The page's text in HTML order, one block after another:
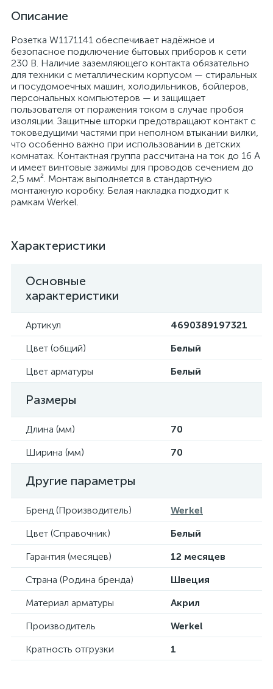
Описание
Розетка W1171141 обеспечивает надёжное и
безопасное подключение бытовых приборов к сети
230 В. Наличие заземляющего контакта обязательно
для техники с металлическим корпусом — стиральных
и посудомоечных машин, холодильников, бойлеров,
персональных компьютеров — и защищает
пользователя от поражения током в случае пробоя
изоляции. Защитные шторки предотвращают контакт с
токоведущими частями при неполном втыкании вилки,
что особенно важно при использовании в детских
комнатах. Контактная группа рассчитана на ток до 16 А
и имеет винтовые зажимы для проводов сечением до
2,5 мм². Монтаж выполняется в стандартную
монтажную коробку. Белая накладка подходит к
рамкам Werkel.
Характеристики
Основные
характеристики
Артикул
4690389197321
Цвет (общий)
Белый
Цвет арматуры
Белый
Размеры
Длина (мм)
70
Ширина (мм)
70
Другие параметры
Бренд (Производитель)
Werkel
Цвет (Справочник)
Белый
Гарантия (месяцев)
12 месяцев
Страна (Родина бренда)
Швеция
Материал арматуры
Акрил
Производитель
Werkel
Кратность отгрузки
1